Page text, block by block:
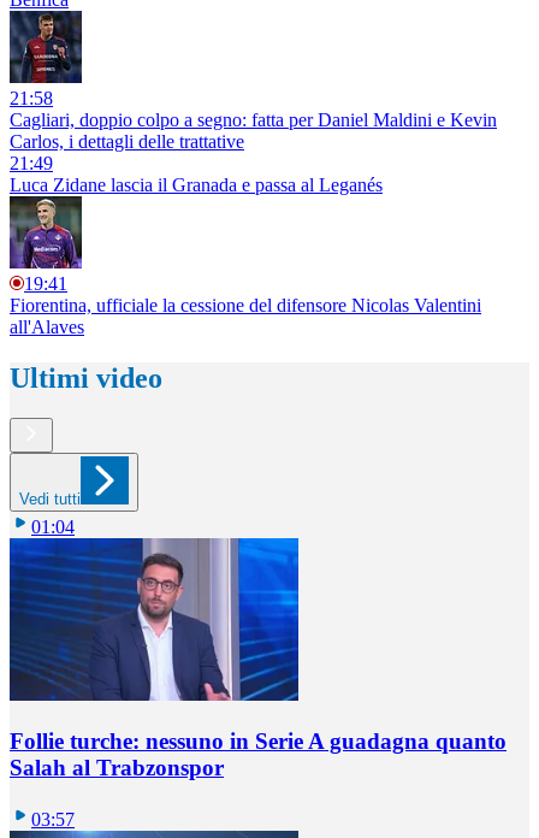
21:58
Cagliari, doppio colpo a segno: fatta per Daniel Maldini e Kevin
Carlos, i dettagli delle trattative
21:49
Luca Zidane lascia il Granada e passa al Leganés
19:41
Fiorentina, ufficiale la cessione del difensore Nicolas Valentini
all'Alaves
Ultimi video
Vedi tutti
01:04
Follie turche: nessuno in Serie A guadagna quanto
Salah al Trabzonspor
03:57